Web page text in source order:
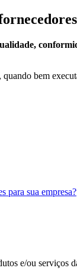
bem
para sua empresa?
e/ou serviços